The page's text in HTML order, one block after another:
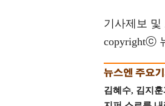
기사제보 및
copyrightⓒ
김혜수, 김지훈